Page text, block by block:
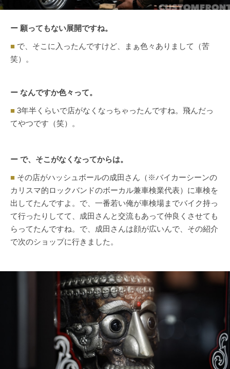
ー 願ってもない展開ですね。
■ で、そこに入ったんですけど、まぁ色々ありまして（苦
笑）。
ー なんですか色々って。
■ 3年半くらいで店がなくなっちゃったんですね。飛んだっ
てやつです（笑）。
ー で、そこがなくなってからは。
■ その店がハッシュボールの成田さん（※バイカーシーンの
カリスマ的ロックバンドのボーカル兼車検業代表）に車検を
出してたんですよ。で、一番若い俺が車検場までバイク持っ
て行ったりしてて、成田さんと交流もあって仲良くさせても
らってたんですね。で、成田さんは顔が広いんで、その紹介
で次のショップに行きました。